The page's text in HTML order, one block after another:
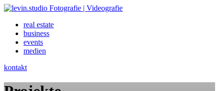
real estate
business
events
medien
kontakt